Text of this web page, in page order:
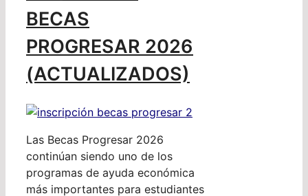
BECAS
PROGRESAR 2026
(ACTUALIZADOS)
Las Becas Progresar 2026
continúan siendo uno de los
programas de ayuda económica
más importantes para estudiantes